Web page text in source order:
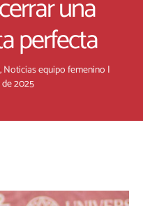
una
perfecta
,Noticias equipo femenino |
2025